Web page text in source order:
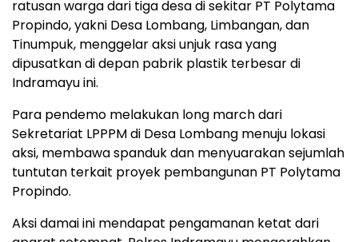
ratusan warga dari tiga desa di sekitar PT Polytama
Propindo, yakni Desa Lombang, Limbangan, dan
Tinumpuk, menggelar aksi unjuk rasa yang
dipusatkan di depan pabrik plastik terbesar di
Indramayu ini.
Para pendemo melakukan long march dari
Sekretariat LPPPM di Desa Lombang menuju lokasi
aksi, membawa spanduk dan menyuarakan sejumlah
tuntutan terkait proyek pembangunan PT Polytama
Propindo.
Aksi damai ini mendapat pengamanan ketat dari